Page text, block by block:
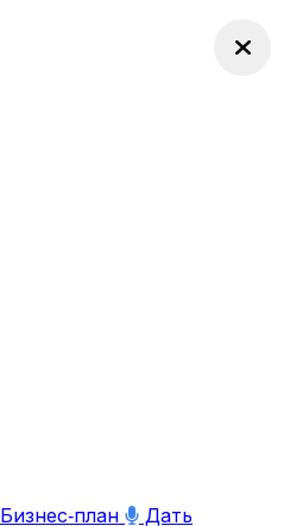
Бизнес‑план
Дать